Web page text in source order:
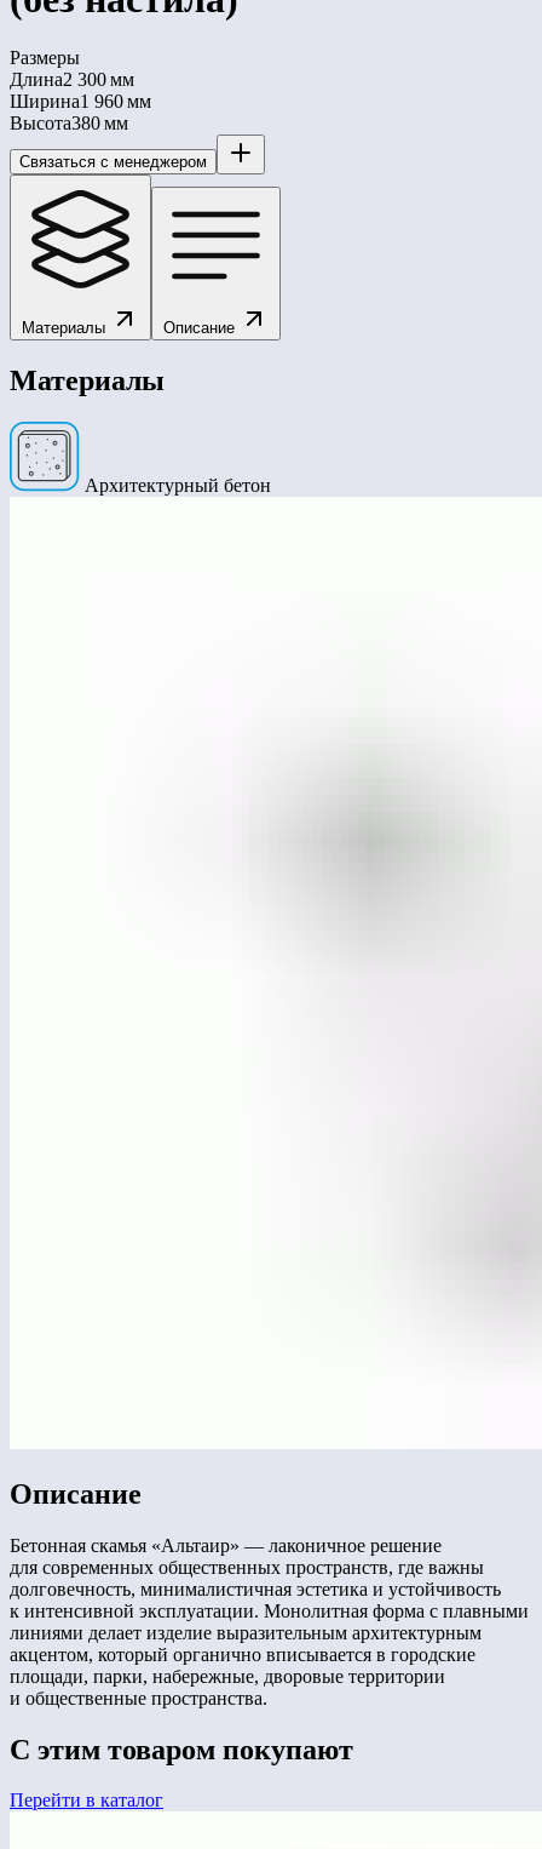
Размеры
Длина2 300 мм
Ширина1 960 мм
Высота380 мм
Связаться с менеджером
Материалы Описание
Материалы
Архитектурный бетон
Описание
Бетонная скамья «Альтаир» — лаконичное решение
для современных общественных пространств, где важны
долговечность, минималистичная эстетика и устойчивость
к интенсивной эксплуатации. Монолитная форма с плавными
линиями делает изделие выразительным архитектурным
акцентом, который органично вписывается в городские
площади, парки, набережные, дворовые территории
и общественные пространства.
С этим товаром покупают
Перейти в каталог